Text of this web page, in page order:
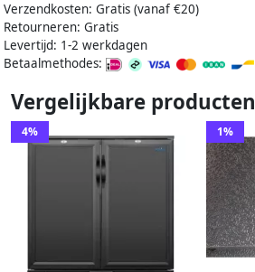
Verzendkosten: Gratis (vanaf €20)
Retourneren: Gratis
Levertijd: 1-2 werkdagen
Betaalmethodes:
Vergelijkbare producten
4% 1%